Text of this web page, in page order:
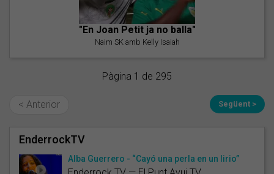
"En Joan Petit ja no balla"
Naim SK amb Kelly Isaiah
Pàgina 1 de 295
< Anterior Següent >
EnderrockTV
Alba Guerrero - “Cayó una perla en un lirio”